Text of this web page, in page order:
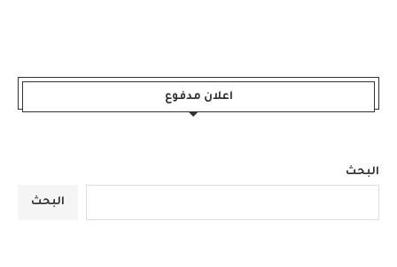
اعلان مدفوع
البحث
البحث